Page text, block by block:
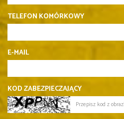
TELEFON KOMÓRKOWY
E-MAIL
KOD ZABEZPIECZAJĄCY